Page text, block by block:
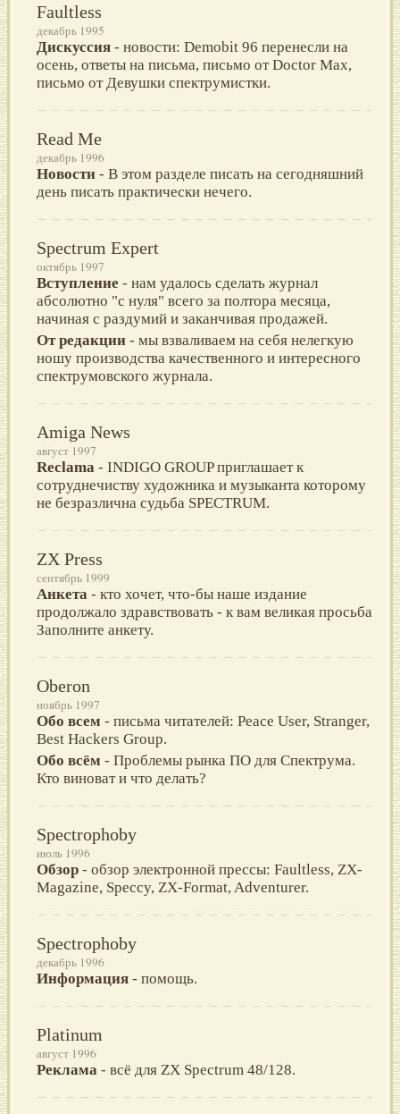
Faultless
декабрь 1995
Дискуссия - новости: Demobit 96 перенесли на
осень, ответы на письма, письмо от Doctor Max,
письмо от Девушки спектрумистки.
Read Me
декабрь 1996
Новости - В этом разделе писать на сегодняшний
день писать практически нечего.
Spectrum Expert
октябрь 1997
Вступление - нам удалось сделать журнал
абсолютно "с нуля" всего за полтора месяца,
начиная с раздумий и заканчивая продажей.
От редакции - мы взваливаем на себя нелегкую
ношу производства качественного и интересного
спектрумовского журнала.
Amiga News
август 1997
Reclama - INDIGO GROUP приглашает к
сотруднечиству художника и музыканта которому
не безразлична судьба SPECTRUM.
ZX Press
сентябрь 1999
Анкета - кто хочeт, что-бы нашe изданиe
продолжало здравствовать - к вам вeликая просьба
Заполните анкету.
Oberon
ноябрь 1997
Обо всем - письма читателей: Peace User, Stranger,
Best Hackers Group.
Обо всём - Проблемы рынка ПО для Спектрума.
Кто виноват и что делать?
Spectrophoby
июль 1996
Обзор - обзор электронной прессы: Faultless, ZX-
Magazine, Speccy, ZX-Format, Adventurer.
Spectrophoby
декабрь 1996
Информация - помощь.
Platinum
август 1996
Реклама - всё для ZX Spectrum 48/128.